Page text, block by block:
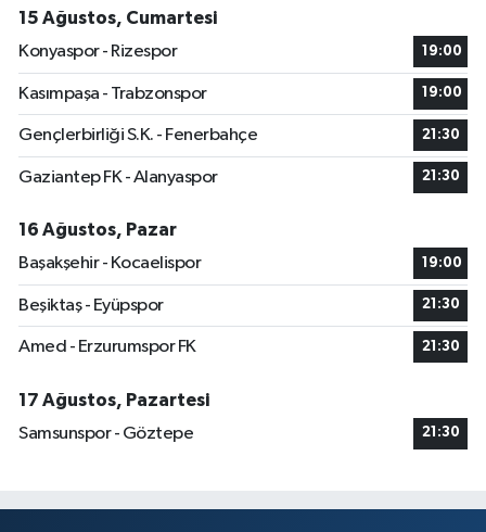
15 Ağustos, Cumartesi
Konyaspor - Rizespor
19:00
Kasımpaşa - Trabzonspor 19:00
Gençlerbirliği S.K. - Fenerbahçe 21:30
Gaziantep FK - Alanyaspor 21:30
16 Ağustos, Pazar
Başakşehir - Kocaelispor
19:00
Beşiktaş - Eyüpspor 21:30
Amed - Erzurumspor FK 21:30
17 Ağustos, Pazartesi
Samsunspor - Göztepe
21:30